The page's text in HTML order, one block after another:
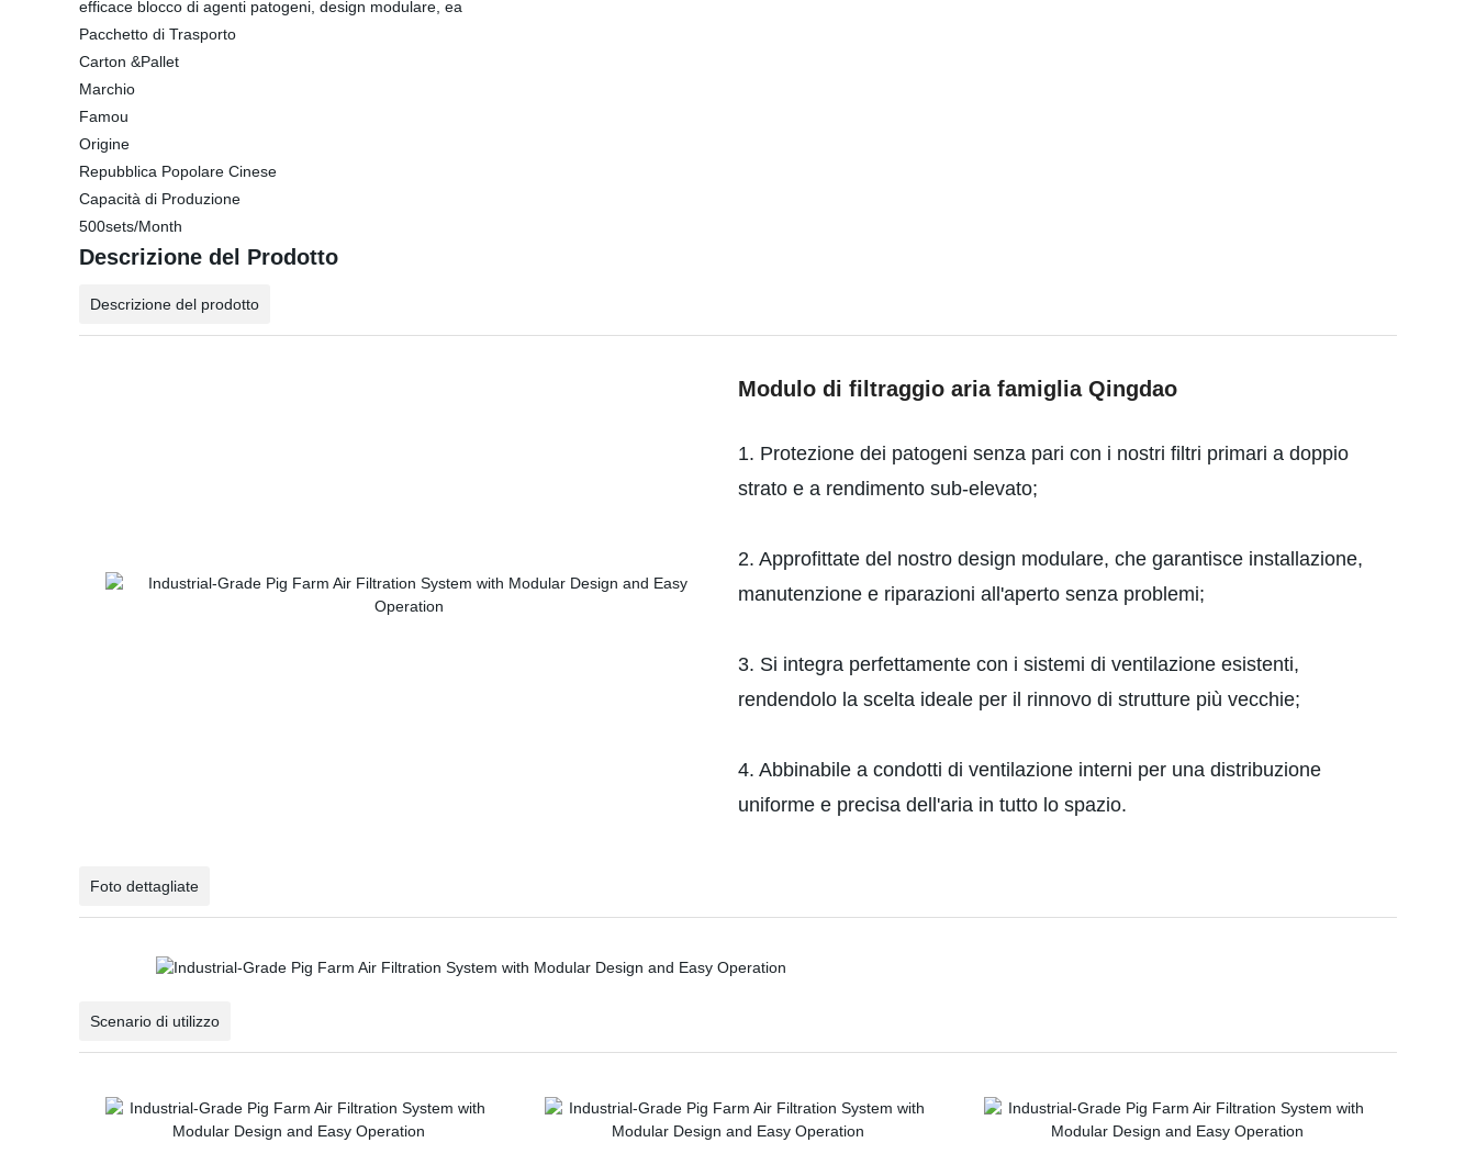
efficace blocco di agenti patogeni, design modulare, ea
Pacchetto di Trasporto
Carton &Pallet
Marchio
Famou
Origine
Repubblica Popolare Cinese
Capacità di Produzione
500sets/Month
Descrizione del Prodotto
Descrizione del prodotto
Modulo di filtraggio aria famiglia Qingdao
1. Protezione dei patogeni senza pari con i nostri filtri primari a doppio
strato e a rendimento sub-elevato;
2. Approfittate del nostro design modulare, che garantisce installazione,
manutenzione e riparazioni all'aperto senza problemi;
3. Si integra perfettamente con i sistemi di ventilazione esistenti,
rendendolo la scelta ideale per il rinnovo di strutture più vecchie;
4. Abbinabile a condotti di ventilazione interni per una distribuzione
uniforme e precisa dell'aria in tutto lo spazio.
Foto dettagliate
Scenario di utilizzo